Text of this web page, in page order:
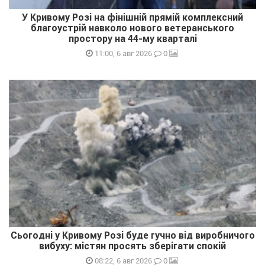
У Кривому Розі на фінішній прямій комплексний
благоустрій навколо нового ветеранського
простору на 44-му кварталі
11:00, 6 авг 2026 0
Сьогодні у Кривому Розі буде гучно від виробничого
вибуху: містян просять зберігати спокій
08:22, 6 авг 2026 0